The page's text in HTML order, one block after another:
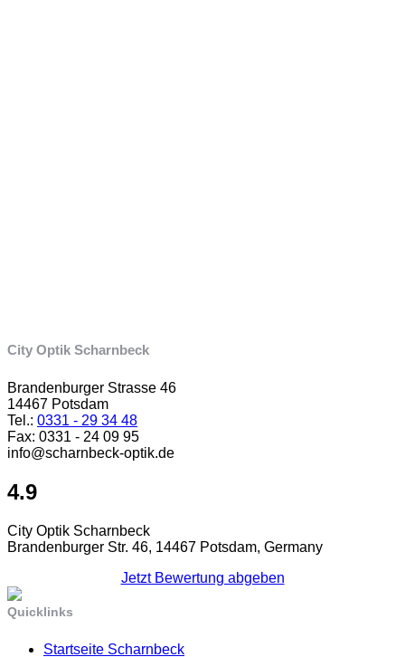
City Optik Scharnbeck
Brandenburger Strasse 46
14467 Potsdam
Tel.: 0331 - 29 34 48
Fax: 0331 - 24 09 95
info@scharnbeck-optik.de
4.9
City Optik Scharnbeck
Brandenburger Str. 46, 14467 Potsdam, Germany
Jetzt Bewertung abgeben
Quicklinks
Startseite Scharnbeck